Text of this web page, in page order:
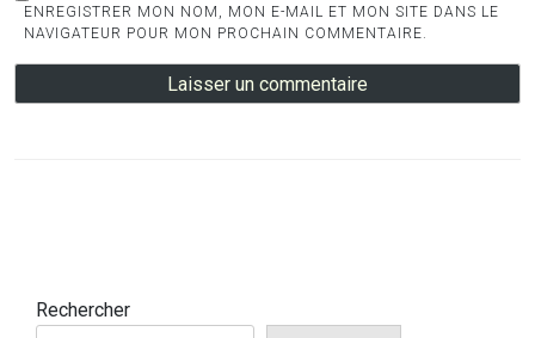
ENREGISTRER MON NOM, MON E-MAIL ET MON SITE DANS LE
NAVIGATEUR POUR MON PROCHAIN COMMENTAIRE.
Rechercher